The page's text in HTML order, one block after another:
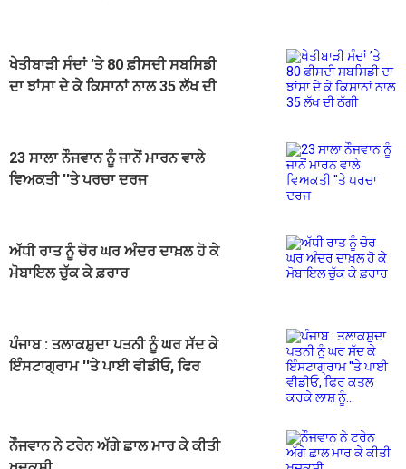
ਖੇਤੀਬਾੜੀ ਸੰਦਾਂ ’ਤੇ 80 ਫ਼ੀਸਦੀ ਸਬਸਿਡੀ
ਦਾ ਝਾਂਸਾ ਦੇ ਕੇ ਕਿਸਾਨਾਂ ਨਾਲ 35 ਲੱਖ ਦੀ
23 ਸਾਲਾ ਨੌਜਵਾਨ ਨੂੰ ਜਾਨੋਂ ਮਾਰਨ ਵਾਲੇ
ਵਿਅਕਤੀ ''ਤੇ ਪਰਚਾ ਦਰਜ
ਅੱਧੀ ਰਾਤ ਨੂੰ ਚੋਰ ਘਰ ਅੰਦਰ ਦਾਖ਼ਲ ਹੋ ਕੇ
ਮੋਬਾਇਲ ਚੁੱਕ ਕੇ ਫ਼ਰਾਰ
ਪੰਜਾਬ : ਤਲਾਕਸ਼ੁਦਾ ਪਤਨੀ ਨੂੰ ਘਰ ਸੱਦ ਕੇ
ਇੰਸਟਾਗ੍ਰਾਮ ''ਤੇ ਪਾਈ ਵੀਡੀਓ, ਫਿਰ
ਨੌਜਵਾਨ ਨੇ ਟਰੇਨ ਅੱਗੇ ਛਾਲ ਮਾਰ ਕੇ ਕੀਤੀ